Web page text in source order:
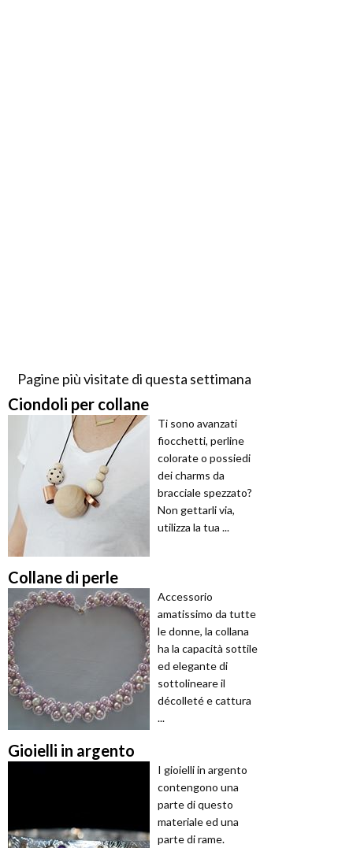
Pagine più visitate di questa settimana
Ciondoli per collane
Ti sono avanzati
fiocchetti, perline
colorate o possiedi
dei charms da
bracciale spezzato?
Non gettarli via,
utilizza la tua ...
Collane di perle
Accessorio
amatissimo da tutte
le donne, la collana
ha la capacità sottile
ed elegante di
sottolineare il
décolleté e cattura
...
Gioielli in argento
I gioielli in argento
contengono una
parte di questo
materiale ed una
parte di rame.